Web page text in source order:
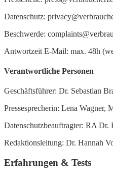
Datenschutz:
Beschwerde:
Antwortzeit E-Mail: max. 48h
Verantwortliche Personen
Geschäftsführer: Dr. Sebastian
Pressesprecherin: Lena Wagner,
Datenschutzbeauftragter: RA Dr.
Redaktionsleitung: Dr. Hannah
Erfahrungen & Tests